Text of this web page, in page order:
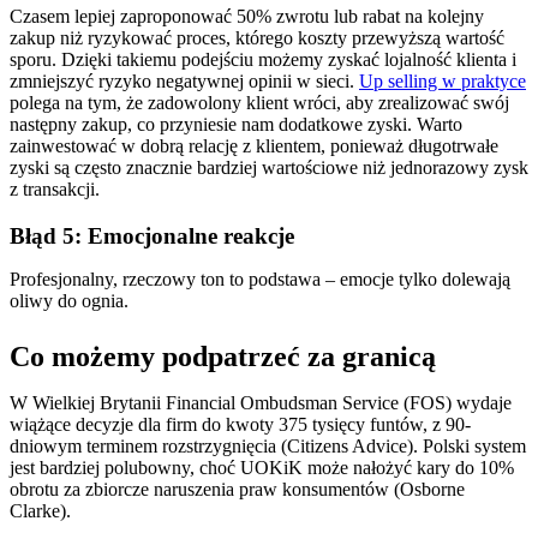
Czasem lepiej zaproponować 50% zwrotu lub rabat na kolejny
zakup niż ryzykować proces, którego koszty przewyższą wartość
sporu. Dzięki takiemu podejściu możemy zyskać lojalność klienta i
zmniejszyć ryzyko negatywnej opinii w sieci. Up selling w praktyce
polega na tym, że zadowolony klient wróci, aby zrealizować swój
następny zakup, co przyniesie nam dodatkowe zyski. Warto
zainwestować w dobrą relację z klientem, ponieważ długotrwałe
zyski są często znacznie bardziej wartościowe niż jednorazowy zysk
z transakcji.
Błąd 5: Emocjonalne reakcje
Profesjonalny, rzeczowy ton to podstawa – emocje tylko dolewają
oliwy do ognia.
Co możemy podpatrzeć za granicą
W Wielkiej Brytanii Financial Ombudsman Service (FOS) wydaje
wiążące decyzje dla firm do kwoty 375 tysięcy funtów, z 90-
dniowym terminem rozstrzygnięcia (Citizens Advice). Polski system
jest bardziej polubowny, choć UOKiK może nałożyć kary do 10%
obrotu za zbiorcze naruszenia praw konsumentów (Osborne
Clarke).